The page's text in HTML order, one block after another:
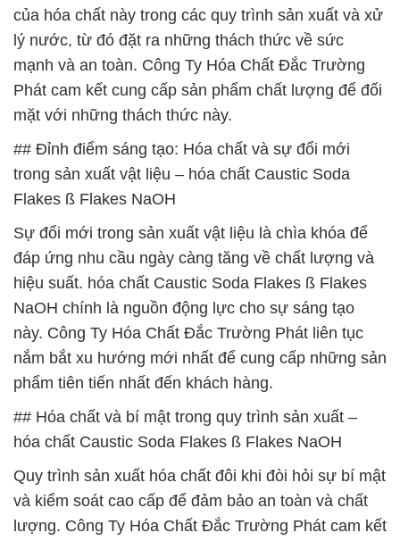
của hóa chất này trong các quy trình sản xuất và xử
lý nước, từ đó đặt ra những thách thức về sức
mạnh và an toàn. Công Ty Hóa Chất Đắc Trường
Phát cam kết cung cấp sản phẩm chất lượng để đối
mặt với những thách thức này.
## Đỉnh điểm sáng tạo: Hóa chất và sự đổi mới
trong sản xuất vật liệu – hóa chất Caustic Soda
Flakes ß Flakes NaOH
Sự đổi mới trong sản xuất vật liệu là chìa khóa để
đáp ứng nhu cầu ngày càng tăng về chất lượng và
hiệu suất. hóa chất Caustic Soda Flakes ß Flakes
NaOH chính là nguồn động lực cho sự sáng tạo
này. Công Ty Hóa Chất Đắc Trường Phát liên tục
nắm bắt xu hướng mới nhất để cung cấp những sản
phẩm tiên tiến nhất đến khách hàng.
## Hóa chất và bí mật trong quy trình sản xuất –
hóa chất Caustic Soda Flakes ß Flakes NaOH
Quy trình sản xuất hóa chất đôi khi đòi hỏi sự bí mật
và kiểm soát cao cấp để đảm bảo an toàn và chất
lượng. Công Ty Hóa Chất Đắc Trường Phát cam kết